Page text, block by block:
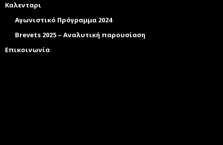
Καλενταρι
Αγωνιστικό Πρόγραμμα 2024
Brevets 2025 – Αναλυτική παρουσίαση
Επικοινωνία